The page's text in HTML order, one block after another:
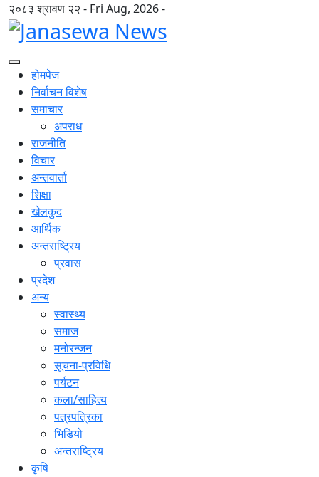
२०८३ श्रावण २२ - Fri Aug, 2026 -
होमपेज
निर्वाचन विशेष
समाचार
अपराध
राजनीति
विचार
अन्तवार्ता
शिक्षा
खेलकुद
आर्थिक
अन्तराष्ट्रिय
प्रवास
प्रदेश
अन्य
स्वास्थ्य
समाज
मनोरन्जन
सूचना-प्रविधि
पर्यटन
कला/साहित्य
पत्रपत्रिका
भिडियो
अन्तराष्ट्रिय
कृषि